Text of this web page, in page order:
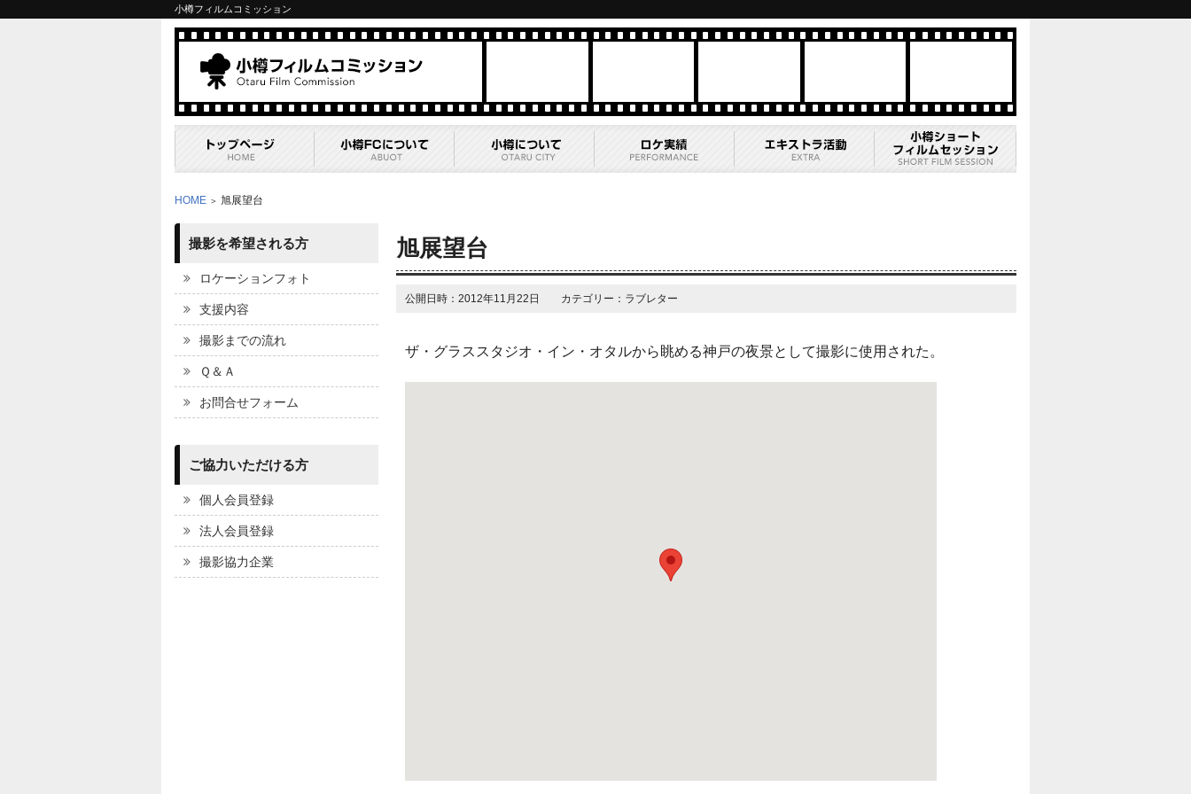
小樽フィルムコミッション
HOME ＞ 旭展望台
旭展望台
公開日時：2012年11月22日 カテゴリー：ラブレター
ザ・グラススタジオ・イン・オタルから眺める神戸の夜景として撮影に使用された。
撮影を希望される方
ロケーションフォト
支援内容
撮影までの流れ
Ｑ＆Ａ
お問合せフォーム
ご協力いただける方
個人会員登録
法人会員登録
撮影協力企業